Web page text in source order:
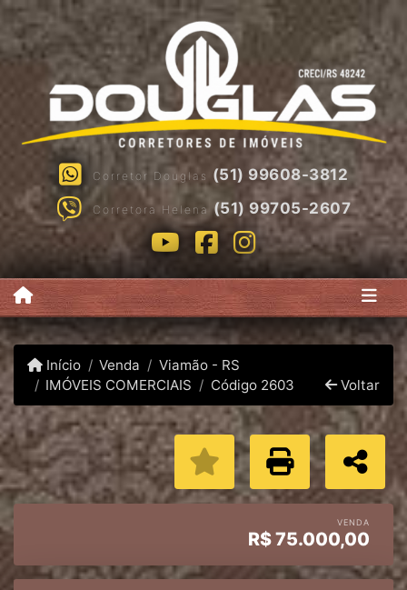
Corretor Douglas (51) 99608-3812
Corretora Helena(51) 99705-2607
Início Venda
Viamão - RS
IMÓVEIS COMERCIAIS
Código 2603 Voltar
VENDA
R$75.000,00